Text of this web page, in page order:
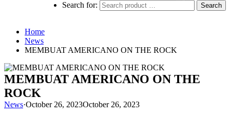
Search for:
Home
News
MEMBUAT AMERICANO ON THE ROCK
MEMBUAT AMERICANO ON THE
ROCK
News·October 26, 2023October 26, 2023